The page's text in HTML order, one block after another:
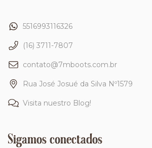
5516993116326
(16) 3711-7807
contato@7mboots.com.br
Rua José Josué da Silva Nº1579
Visita nuestro Blog!
Sigamos conectados